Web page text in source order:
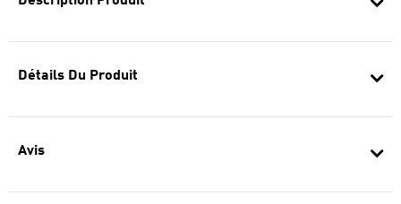
Détails Du Produit
Avis